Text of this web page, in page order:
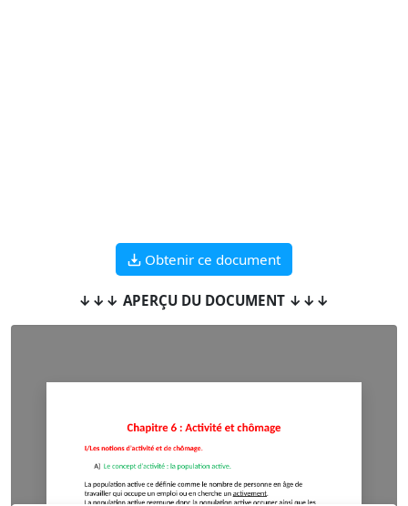
Obtenir ce document
↓↓↓ APERÇU DU DOCUMENT ↓↓↓